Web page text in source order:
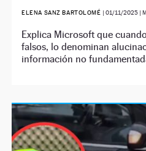
ELENA SANZ BARTOLOMÉ | 01/11/2025|
Explica Microsoft que
falsos, lo denominan
información no